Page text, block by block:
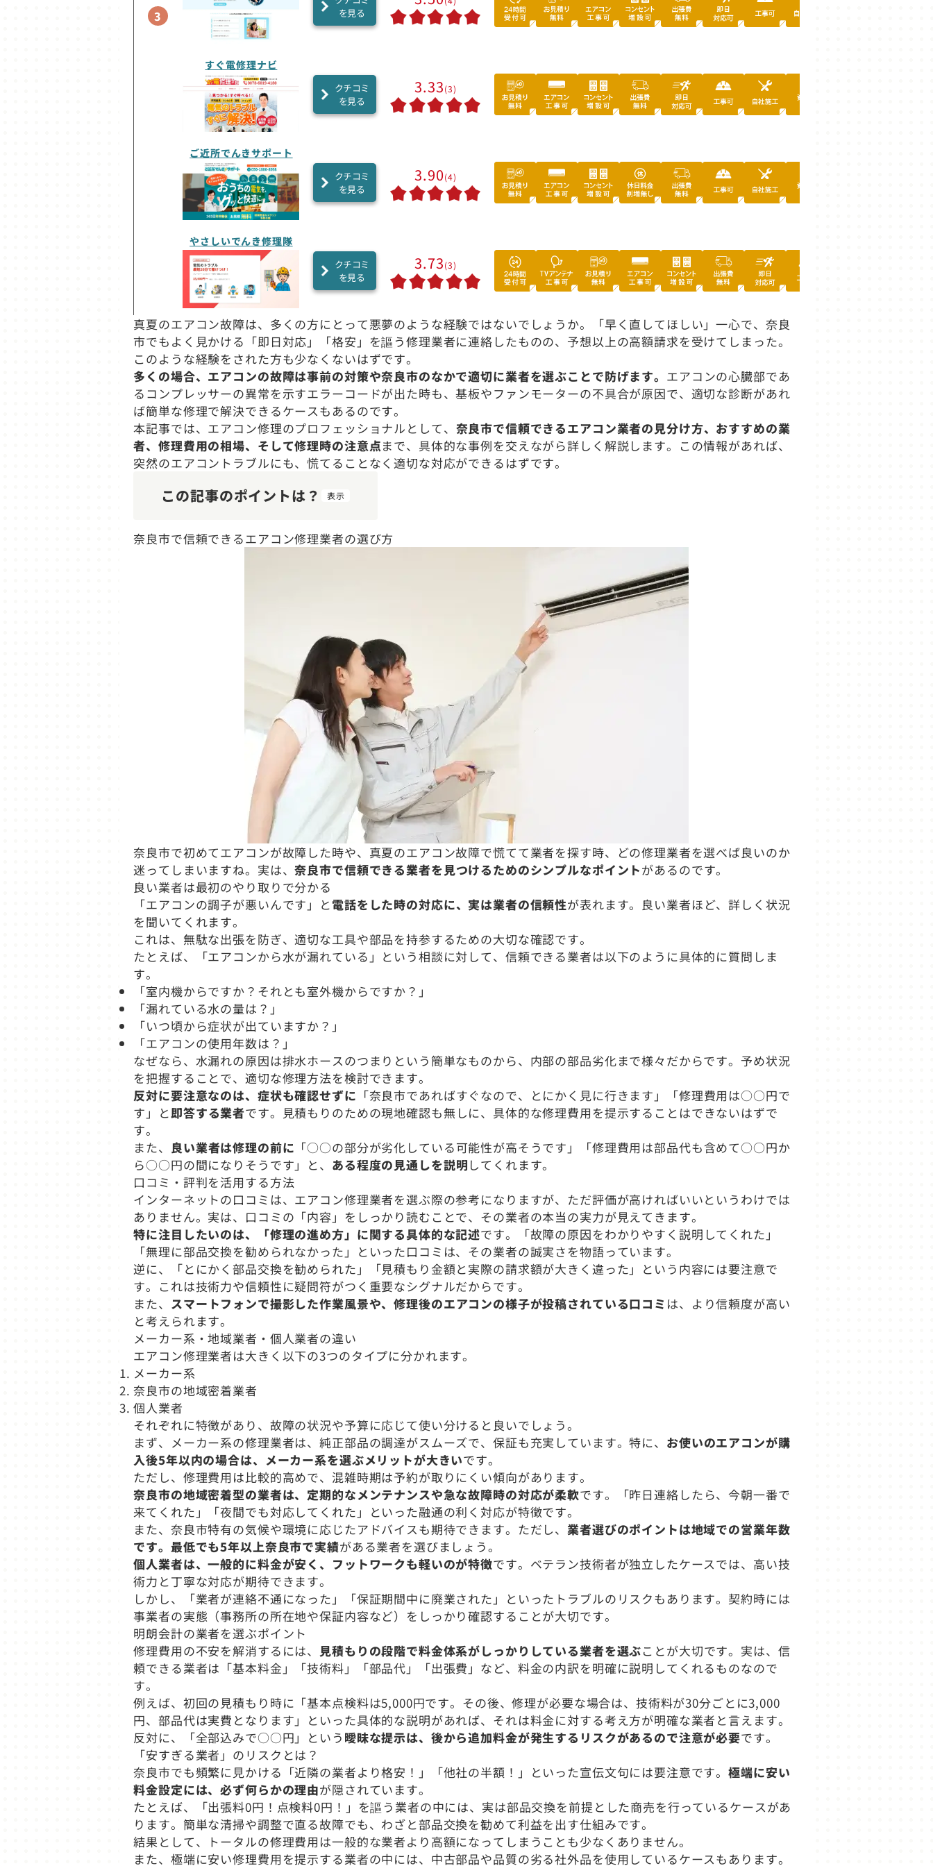
3
を見る
すぐ電修理ナビ
クチコミ
を見る
3.33(3)
ご近所でんきサポート
クチコミ
を見る
3.90(4)
やさしいでんき修理隊
クチコミ
を見る
3.73(3)
真夏のエアコン故障は、多くの方にとって悪夢のような経験ではないでしょうか。「早く直してほしい」一心で、奈良
市でもよく見かける「即日対応」「格安」を謳う修理業者に連絡したものの、予想以上の高額請求を受けてしまった。
このような経験をされた方も少なくないはずです。
多くの場合、エアコンの故障は事前の対策や奈良市のなかで適切に業者を選ぶことで防げます。 エアコンの心臓部であ
るコンプレッサーの異常を示すエラーコードが出た時も、基板やファンモーターの不具合が原因で、適切な診断があれ
ば簡単な修理で解決できるケースもあるのです。
本記事では、エアコン修理のプロフェッショナルとして、 奈良市で信頼できるエアコン業者の見分け方、おすすめの業
者、修理費用の相場、そして修理時の注意点まで、具体的な事例を交えながら詳しく解説します。この情報があれば、
突然のエアコントラブルにも、慌てることなく適切な対応ができるはずです。
この記事のポイントは？ 表示
奈良市で信頼できるエアコン修理業者の選び方
奈良市で初めてエアコンが故障した時や、真夏のエアコン故障で慌てて業者を探す時、どの修理業者を選べば良いのか
迷ってしまいますね。実は、奈良市で信頼できる業者を見つけるためのシンプルなポイントがあるのです。
良い業者は最初のやり取りで分かる
「エアコンの調子が悪いんです」と電話をした時の対応に、実は業者の信頼性が表れます。良い業者ほど、詳しく状況
を聞いてくれます。
これは、無駄な出張を防ぎ、適切な工具や部品を持参するための大切な確認です。
たとえば、「エアコンから水が漏れている」という相談に対して、信頼できる業者は以下のように具体的に質問しま
す。
「室内機からですか？それとも室外機からですか？」
「漏れている水の量は？」
「いつ頃から症状が出ていますか？」
「エアコンの使用年数は？」
なぜなら、水漏れの原因は排水ホースのつまりという簡単なものから、内部の部品劣化まで様々だからです。予め状況
を把握することで、適切な修理方法を検討できます。
反対に要注意なのは、症状も確認せずに 「奈良市であればすぐなので、とにかく見に行きます」「修理費用は○○円で
す」と即答する業者です。見積もりのための現地確認も無しに、具体的な修理費用を提示することはできないはずで
す。
また、 良い業者は修理の前に 「○○の部分が劣化している可能性が高そうです」「修理費用は部品代も含めて○○円か
ら○○円の間になりそうです」と、 ある程度の見通しを説明 してくれます。
口コミ・評判を活用する方法
インターネットの口コミは、エアコン修理業者を選ぶ際の参考になりますが、ただ評価が高ければいいというわけでは
ありません。実は、口コミの「内容」をしっかり読むことで、その業者の本当の実力が見えてきます。
特に注目したいのは、「修理の進め方」に関する具体的な記述です。「故障の原因をわかりやすく説明してくれた」
「無理に部品交換を勧められなかった」といった口コミは、その業者の誠実さを物語っています。
逆に、「とにかく部品交換を勧められた」「見積もり金額と実際の請求額が大きく違った」という内容には要注意で
す。これは技術力や信頼性に疑問符がつく重要なシグナルだからです。
また、 スマートフォンで撮影した作業風景や、修理後のエアコンの様子が投稿されている口コミ は、より信頼度が高い
と考えられます。
メーカー系・地域業者・個人業者の違い
エアコン修理業者は大きく以下の3つのタイプに分かれます。
メーカー系
奈良市の地域密着業者
個人業者
それぞれに特徴があり、故障の状況や予算に応じて使い分けると良いでしょう。
まず、メーカー系の修理業者は、純正部品の調達がスムーズで、保証も充実しています。特に、 お使いのエアコンが購
入後5年以内の場合は、メーカー系を選ぶメリットが大きいです。
ただし、修理費用は比較的高めで、混雑時期は予約が取りにくい傾向があります。
奈良市の地域密着型の業者は、定期的なメンテナンスや急な故障時の対応が柔軟です。「昨日連絡したら、今朝一番で
来てくれた」「夜間でも対応してくれた」といった融通の利く対応が特徴です。
また、奈良市特有の気候や環境に応じたアドバイスも期待できます。ただし、 業者選びのポイントは地域での営業年数
です。最低でも5年以上奈良市で実績がある業者を選びましょう。
個人業者は、一般的に料金が安く、フットワークも軽いのが特徴です。ベテラン技術者が独立したケースでは、高い技
術力と丁寧な対応が期待できます。
しかし、「業者が連絡不通になった」「保証期間中に廃業された」といったトラブルのリスクもあります。契約時には
事業者の実態（事務所の所在地や保証内容など）をしっかり確認することが大切です。
明朗会計の業者を選ぶポイント
修理費用の不安を解消するには、
見積もりの段階で料金体系がしっかりしている業者を選ぶことが大切です。実は、信
頼できる業者は「基本料金」「技術料」「部品代」「出張費」など、料金の内訳を明確に説明してくれるものなので
す。
例えば、初回の見積もり時に「基本点検料は5,000円です。その後、修理が必要な場合は、技術料が30分ごとに3,000
円、部品代は実費となります」といった具体的な説明があれば、それは料金に対する考え方が明確な業者と言えます。
反対に、「全部込みで○○円」という 曖昧な提示は、後から追加料金が発生するリスクがあるので注意が必要です。
「安すぎる業者」のリスクとは？
奈良市でも頻繁に見かける「近隣の業者より格安！」「他社の半額！」といった宣伝文句には要注意です。極端に安い
料金設定には、必ず何らかの理由が隠されています。
たとえば、「出張料0円！点検料0円！」を謳う業者の中には、実は部品交換を前提とした商売を行っているケースがあ
ります。簡単な清掃や調整で直る故障でも、わざと部品交換を勧めて利益を出す仕組みです。
結果として、トータルの修理費用は一般的な業者より高額になってしまうことも少なくありません。
また、極端に安い修理費用を提示する業者の中には、中古部品や品質の劣る社外品を使用しているケースもあります。